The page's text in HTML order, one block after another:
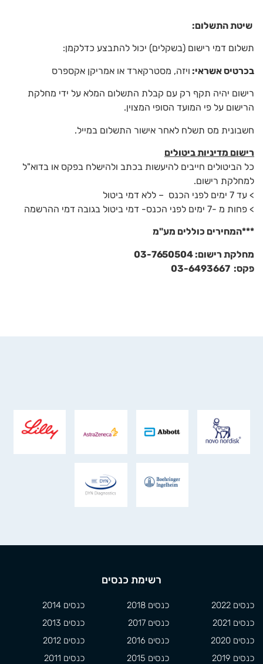
שיטת התשלום:
תשלום דמי רישום (בשקלים) יכול להתבצע כדלקמן:
בכרטיס אשראי: ויזה, מסטרקארד או אמריקן אקספרס
רישום יהיה תקף רק עם קבלת התשלום המלא על ידי מחלקת
הרישום על פי המועד הסופי המצוין.
חשבונית מס תשלח לאחר אישור התשלום במייל.
רישום מדיניות ביטולים
כל הביטולים חייבים להיעשות בכתב ולהישלח בפקס או בדוא"ל
למחלקת רישום.
> עד 7 ימים לפני הכנס – ללא דמי ביטול
> פחות מ -7 ימים לפני הכנס- דמי ביטול בגובה דמי ההרשמה
***המחירים כוללים מע"מ
מחלקת רישום: 03-7650504
פקס:
03-6493667
רשימת כנסים
כנסים 2022
כנסים 2021
כנסים 2020
כנסים 2019
כנסים 2018
כנסים 2017
כנסים 2016
כנסים 2015
כנסים 2014
כנסים 2013
כנסים 2012
כנסים 2011